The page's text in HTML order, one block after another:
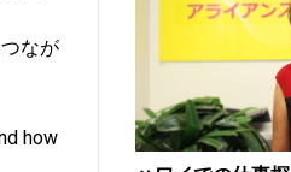
なが
how